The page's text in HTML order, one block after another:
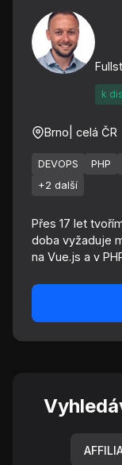
k
Brno | celá ČR
DEVOPS PHP
+2 další
Přes 17 let
doba vyžaduje
na Vue.js a v